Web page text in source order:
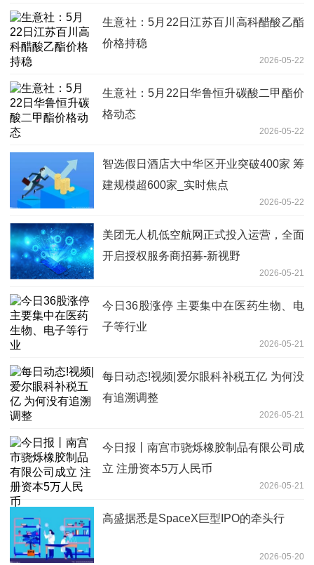
生意社：5月22日江苏百川高科醋酸乙酯
价格持稳
2026-05-22
生意社：5月22日华鲁恒升碳酸二甲酯价
格动态
2026-05-22
智选假日酒店大中华区开业突破400家 筹
建规模超600家_实时焦点
2026-05-22
美团无人机低空航网正式投入运营，全面
开启授权服务商招募-新视野
2026-05-21
今日36股涨停 主要集中在医药生物、电
子等行业
2026-05-21
每日动态!视频|爱尔眼科补税五亿 为何没
有追溯调整
2026-05-21
今日报丨南宫市骁烁橡胶制品有限公司成
立 注册资本5万人民币
2026-05-21
高盛据悉是SpaceX巨型IPO的牵头行
2026-05-20